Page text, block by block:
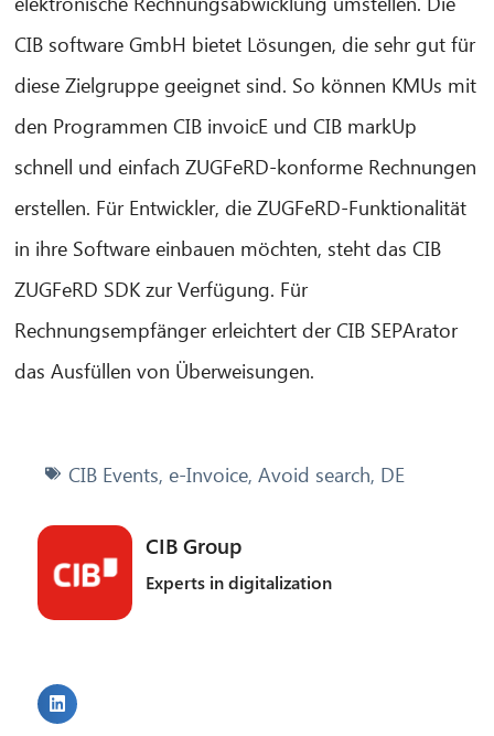
CIB software GmbH bietet Lösungen, die sehr gut für
diese Zielgruppe geeignet sind. So können KMUs mit
den Programmen CIB invoicE und CIB markUp
schnell und einfach ZUGFeRD-konforme Rechnungen
erstellen. Für Entwickler, die ZUGFeRD-Funktionalität
in ihre Software einbauen möchten, steht das CIB
ZUGFeRD SDK zur Verfügung. Für
Rechnungsempfänger erleichtert der CIB SEPArator
das Ausfüllen von Überweisungen.
CIB Events, e-Invoice, Avoid search, DE
CIB Group
Experts in digitalization